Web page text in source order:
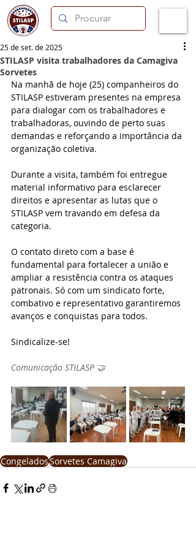
STILASP visita trabalhadores da Camagiva
Sorvetes
25 de set. de 2025
Na manhã de hoje (25) companheiros do
STILASP estiveram presentes na empresa
para dialogar com os trabalhadores e
trabalhadoras, ouvindo de perto suas
demandas e reforçando a importância da
organização coletiva.
Durante a visita, também foi entregue
material informativo para esclarecer
direitos e apresentar as lutas que o
STILASP vem travando em defesa da
categoria.
O contato direto com a base é
fundamental para fortalecer a união e
ampliar a resistência contra os ataques
patronais. Só com um sindicato forte,
combativo e representativo garantiremos
avanços e conquistas para todos.
Sindicalize-se!
Comunicação STILASP 🤝
CongeladosSorvetes Camagiva